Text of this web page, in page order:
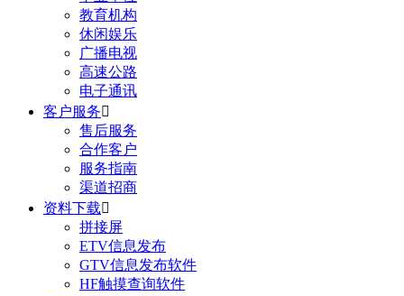
教育机构
休闲娱乐
广播电视
高速公路
电子通讯
客户服务
售后服务
合作客户
服务指南
渠道招商
资料下载
拼接屏
ETV信息发布
GTV信息发布软件
HF触摸查询软件